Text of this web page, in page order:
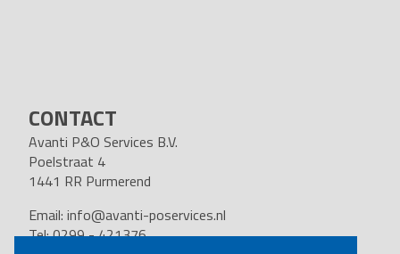
CONTACT
Avanti P&O Services B.V.
Poelstraat 4
1441 RR Purmerend
Email: info@avanti-poservices.nl
Tel: 0299 - 421376